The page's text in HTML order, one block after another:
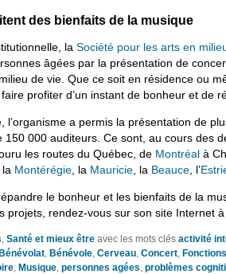
des bienfaits de la musique
la Société pour les arts en
âgées par la présentation de
de vie. Que ce soit en résidence ou
profiter d’un instant de bonheur et de
l’organisme a permis la présentation de
150 000 auditeurs. Ce sont, au cours des
les routes du Québec, de Montréal à
, la Montérégie , la Mauricie , la Beauce , l’
le bonheur et les bienfaits de la
projets, rendez-vous sur son site Internet
Santé et mieux être avec les mots clés activité
Bénévole Cerveau Concert
Musique personnes agées problèmes